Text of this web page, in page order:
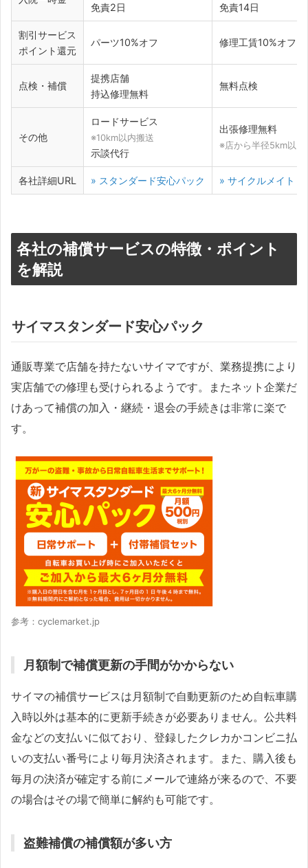
免責2日
免責14日
割引サービス
ポイント還元
パーツ10%オフ 修理工賃10%オフ
点検・補償
提携店舗
持込修理無料
無料点検
その他
ロードサービス
※10km以内搬送
示談代行
出張修理無料
※店から半径5km以内
各社詳細URL » スタンダード安心パック » サイクルメイト
各社の補償サービスの特徴・ポイント
を解説
サイマスタンダード安心パック
通販専業で店舗を持たないサイマですが、業務提携により
実店舗での修理も受けられるようです。またネット企業だ
けあって補償の加入・継続・退会の手続きは非常に楽で
す。
参考：cyclemarket.jp
月額制で補償更新の手間がかからない
サイマの補償サービスは月額制で自動更新のため自転車購
入時以外は基本的に更新手続きが必要ありません。公共料
金などの支払いに似ており、登録したクレカかコンビニ払
いの支払い番号により毎月決済されます。また、購入後も
毎月の決済が確定する前にメールで連絡が来るので、不要
の場合はその場で簡単に解約も可能です。
盗難補償の補償額が多い方